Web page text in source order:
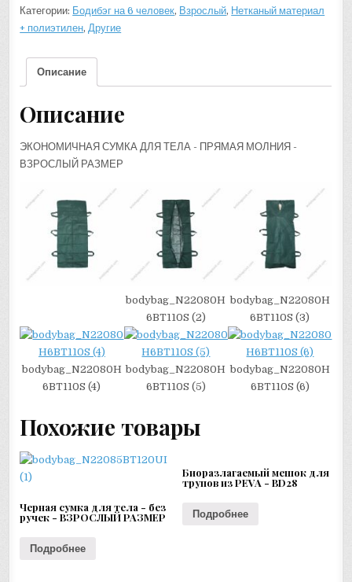
Категории: Бодибэг на 6 человек, Взрослый, Нетканый материал
+ полиэтилен,Другие
Описание
Описание
ЭКОНОМИЧНАЯ СУМКА ДЛЯ ТЕЛА - ПРЯМАЯ МОЛНИЯ -
ВЗРОСЛЫЙ РАЗМЕР
bodybag_N22080H
6BT110S (2)
bodybag_N22080H
6BT110S (3)
bodybag_N22080H
6BT110S (4)
bodybag_N22080H
6BT110S (5)
bodybag_N22080H
6BT110S (6)
Похожие товары
Черная сумка для тела - без
ручек - ВЗРОСЛЫЙ РАЗМЕР
Подробнее
Биоразлагаемый мешок для
трупов из PEVA - BD28
Подробнее